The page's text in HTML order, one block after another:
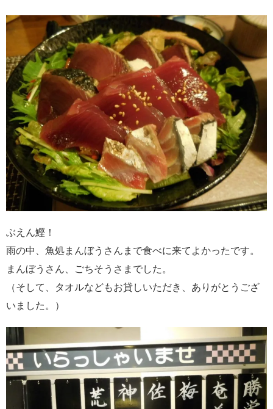
ぶえん鰹！
雨の中、魚処まんぼうさんまで食べに来てよかったです。
まんぼうさん、ごちそうさまでした。
（そして、タオルなどもお貸しいただき、ありがとうござ
いました。）